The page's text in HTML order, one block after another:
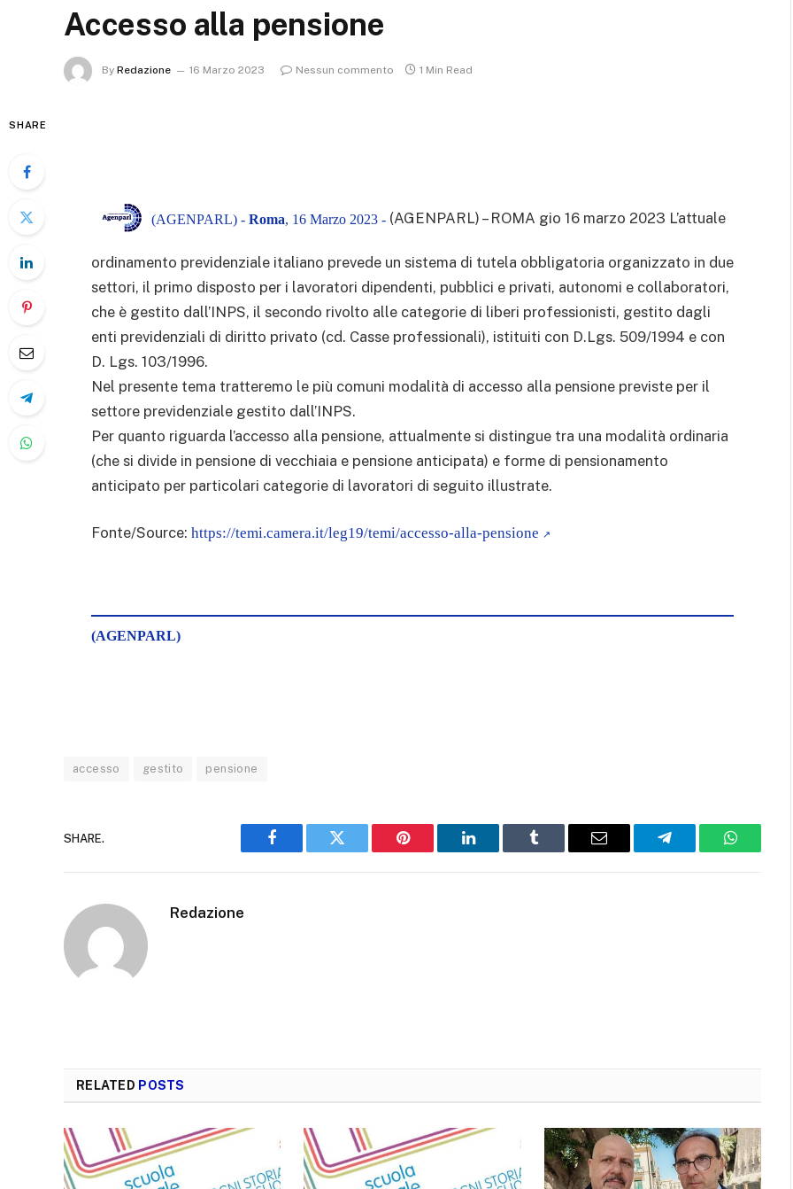
Accesso alla pensione
By Redazione 16 Marzo 2023 Nessun commento 1 Min Read
SHARE
(AGENPARL) - Roma, 16 Marzo 2023 - (AGENPARL) – ROMA gio 16 marzo 2023 L’attuale
ordinamento previdenziale italiano prevede un sistema di tutela obbligatoria organizzato in due
settori, il primo disposto per i lavoratori dipendenti, pubblici e privati, autonomi e collaboratori,
che è gestito dall’INPS, il secondo rivolto alle categorie di liberi professionisti, gestito dagli
enti previdenziali di diritto privato (cd. Casse professionali), istituiti con D.Lgs. 509/1994 e con
D. Lgs. 103/1996.
Nel presente tema tratteremo le più comuni modalità di accesso alla pensione previste per il
settore previdenziale gestito dall’INPS.
Per quanto riguarda l’accesso alla pensione, attualmente si distingue tra una modalità ordinaria
(che si divide in pensione di vecchiaia e pensione anticipata) e forme di pensionamento
anticipato per particolari categorie di lavoratori di seguito illustrate.
Fonte/Source: https://temi.camera.it/leg19/temi/accesso-alla-pensione
(AGENPARL)
accesso gestito pensione
SHARE.
Facebook Twitter Pinterest LinkedIn Tumblr Email Telegram
Redazione
RELATED POSTS